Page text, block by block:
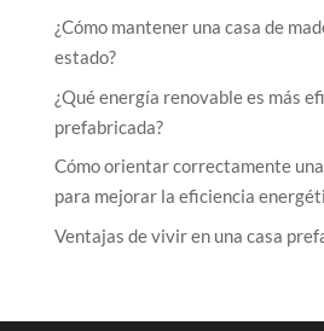
¿Cómo mantener una casa de
estado?
¿Qué energía renovable es más
prefabricada?
Cómo orientar correctamente
para mejorar la eficiencia
Ventajas de vivir en una casa